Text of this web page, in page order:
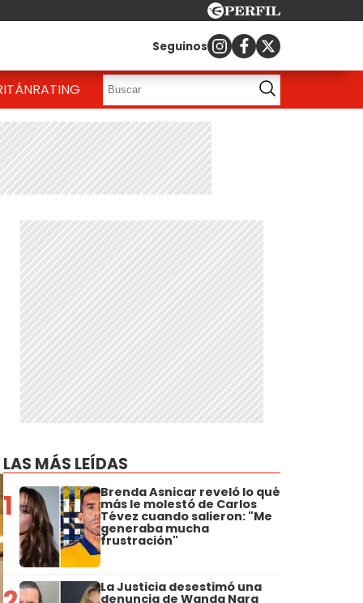
Seguinos
RATING
LAS MÁS LEÍDAS
1 Brenda Asnicar reveló lo qué
más le molestó de Carlos
Tévez cuando salieron: "Me
generaba mucha
frustración"
La Justicia desestimó una
denuncia de Wanda Nara